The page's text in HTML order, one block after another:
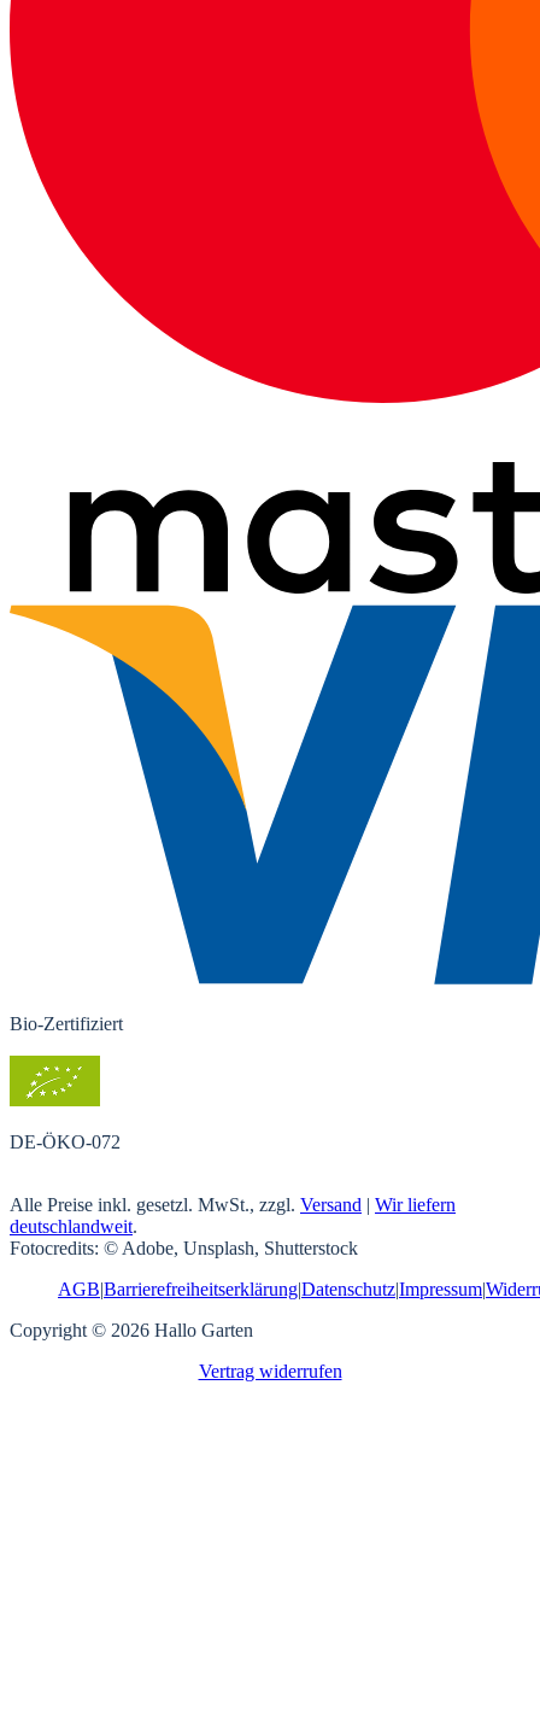
Bio-Zertifiziert
DE-ÖKO-072
Alle Preise inkl. gesetzl. MwSt., zzgl. Versand | Wir liefern
deutschlandweit.
Fotocredits: © Adobe, Unsplash, Shutterstock
AGB|Barrierefreiheitserklärung|Datenschutz|Impressum|
Copyright © 2026 Hallo Garten
Vertrag widerrufen